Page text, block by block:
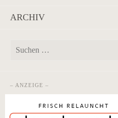
ARCHIV
– ANZEIGE –